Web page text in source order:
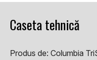
Caseta tehnică
Produs de: Columbia